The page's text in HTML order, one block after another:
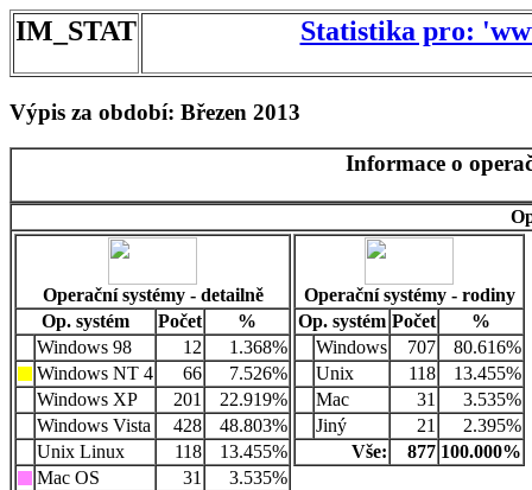
IM_STAT Statistika pro:
Výpis za období: Březen 2013
Informace o
Operační systémy - detailně
Op. systém
Počet
%
Windows 98
12
1.368%
Windows NT 4
66
7.526%
Windows XP
201
22.919%
Windows Vista
428
48.803%
Unix Linux
118
13.455%
Mac OS
31
3.535%
Operační systémy - rodiny
Op. systém Počet
%
Windows
707
80.616%
Unix
118
13.455%
Mac
31
3.535%
Jiný
21
2.395%
Vše:
877 100.000%